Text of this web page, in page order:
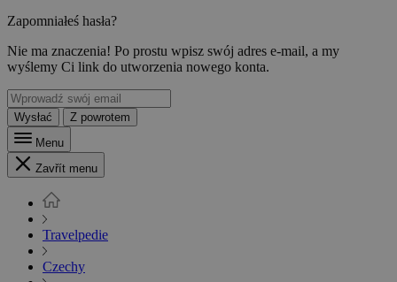
Zapomniałeś hasła?
Nie ma znaczenia! Po prostu wpisz swój adres e-mail, a my
wyślemy Ci link do utworzenia nowego konta.
Wysłać
Z powrotem
Menu
Zavřít menu
Travelpedie
Czechy